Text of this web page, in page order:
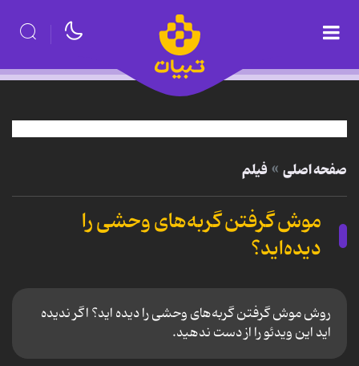
صفحه اصلی فیلم
موش گرفتن گربه‌های وحشی را
دیده‌اید؟
روش موش گرفتن گربه‌های وحشی را دیده اید؟ اگر ندیده
اید این ویدئو را از دست ندهید.